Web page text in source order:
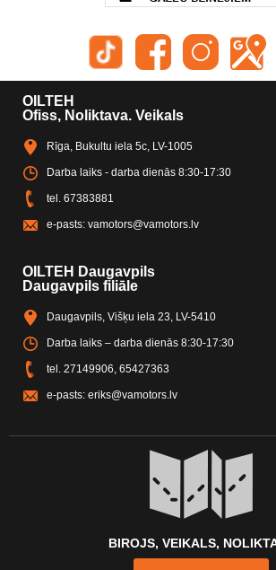
OILTEH
Ofiss, Noliktava. Veikals
Rīga, Bukultu iela 5c, LV-1005
Darba laiks - darba dienās 8:30-17:30
tel. 67383881
e-pasts: vamotors@vamotors.lv
OILTEH Daugavpils
Daugavpils filiāle
Daugavpils, Višķu iela 23, LV-5410
Darba laiks – darba dienās 8:30-17:30
tel. 27149906 65427363
e-pasts: eriks@vamotors.lv
BIROJS, VEIKALS,